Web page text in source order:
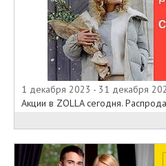
1 декабря 2023 - 31 декабря
Акции в ZOLLA сегодня.